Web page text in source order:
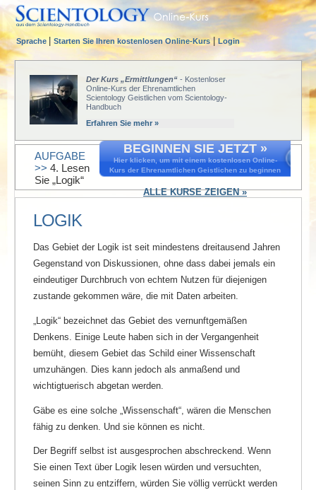
Sprache| Starten Sie Ihren kostenlosen Online-Kurs Login
Der Kurs „Ermittlungen“ - Kostenloser
Online-Kurs der Ehrenamtlichen
Scientology Geistlichen vom Scientology-
Handbuch
Erfahren Sie mehr »
BEGINNEN SIE JETZT »
Hier klicken, um mit einem kostenlosen Online-
Kurs der Ehrenamtlichen Geistlichen zu beginnen
ALLE KURSE ZEIGEN »
AUFGABE
>> 4. Lesen
Sie „Logik“
LOGIK
Das Gebiet der Logik ist seit mindestens dreitausend Jahren
Gegenstand von Diskussionen, ohne dass dabei jemals ein
eindeutiger Durchbruch von echtem Nutzen für diejenigen
zustande gekommen wäre, die mit Daten arbeiten.
„Logik“ bezeichnet das Gebiet des vernunftgemäßen
Denkens. Einige Leute haben sich in der Vergangenheit
bemüht, diesem Gebiet das Schild einer Wissenschaft
umzuhängen. Dies kann jedoch als anmaßend und
wichtigtuerisch abgetan werden.
Gäbe es eine solche „Wissenschaft“, wären die Menschen
fähig zu denken. Und sie können es nicht.
Der Begriff selbst ist ausgesprochen abschreckend. Wenn
Sie einen Text über Logik lesen würden und versuchten,
seinen Sinn zu entziffern, würden Sie völlig verrückt werden